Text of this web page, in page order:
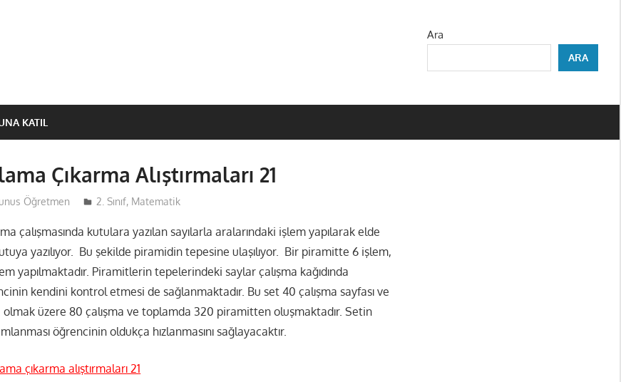
Ara
ARA
KATIL
Çıkarma Alıştırmaları 21
Öğretmen 2. Sınıf, Matematik
çalışmasında kutulara yazılan sayılarla aralarındaki işlem yapılarak elde
yazılıyor. Bu şekilde piramidin tepesine ulaşılıyor. Bir piramitte 6 işlem,
yapılmaktadır. Piramitlerin tepelerindeki saylar çalışma kağıdında
kendini kontrol etmesi de sağlanmaktadır. Bu set 40 çalışma sayfası ve
olmak üzere 80 çalışma ve toplamda 320 piramitten oluşmaktadır. Setin
öğrencinin oldukça hızlanmasını sağlayacaktır.
çıkarma alıştırmaları 21